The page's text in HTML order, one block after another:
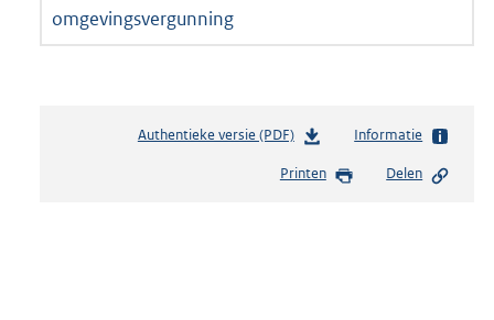
omgevingsvergunning
Authentieke versie (PDF)b
s
Informatie
Printen Delen